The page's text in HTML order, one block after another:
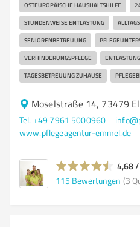
OSTEUROPÄISCHE HAUSHALTSHILFE
STUNDENWEISE ENTLASTUNG
SENIORENBETREUUNG
VERHINDERUNGSPFLEGE
TAGESBETREUUNG ZUHAUSE
Moselstraße 14, 73479
Tel. +49 7961 5000960
www.pflegeagentur-emmel.de
4,68
115 Bewertungen (3